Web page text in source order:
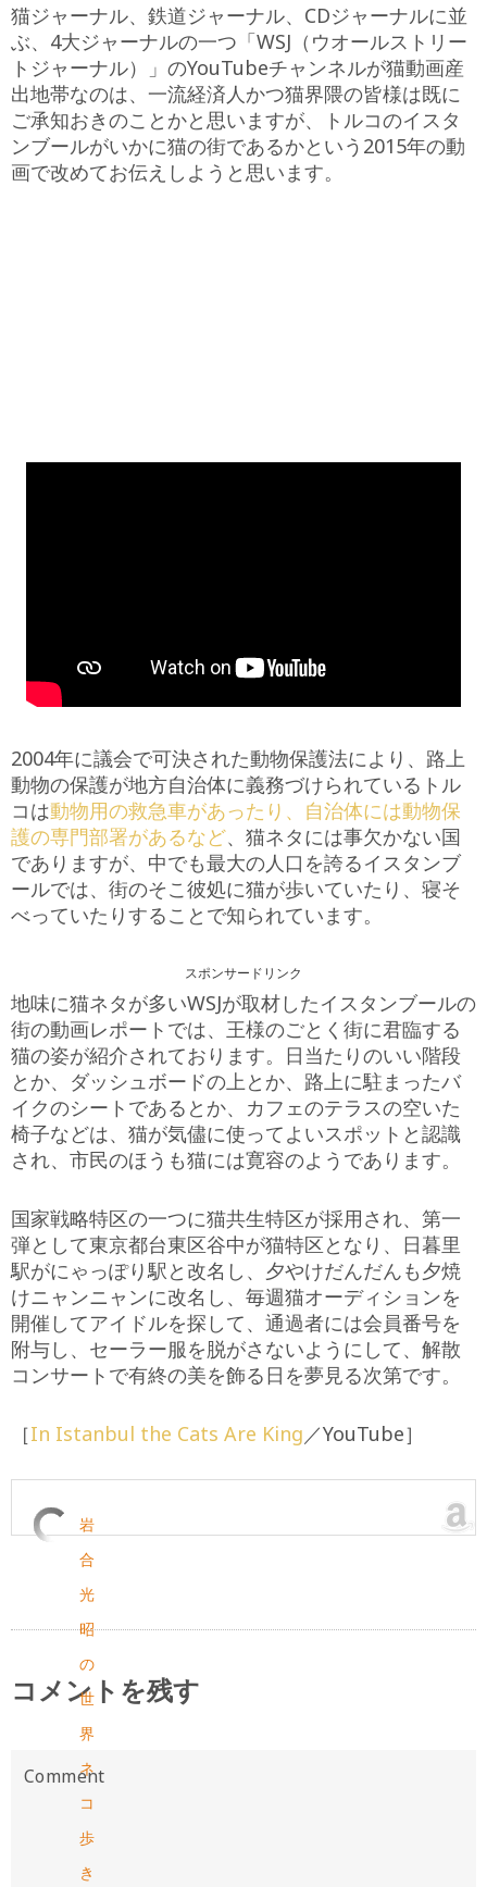
猫ジャーナル、鉄道ジャーナル、CDジャーナルに並
ぶ、4大ジャーナルの一つ「WSJ（ウオールストリー
トジャーナル）」のYouTubeチャンネルが猫動画産
出地帯なのは、一流経済人かつ猫界隈の皆様は既に
ご承知おきのことかと思いますが、トルコのイスタ
ンブールがいかに猫の街であるかという2015年の動
画で改めてお伝えしようと思います。
2004年に議会で可決された動物保護法により、路上
動物の保護が地方自治体に義務づけられているトル
コは動物用の救急車があったり、自治体には動物保
護の専門部署があるなど、猫ネタには事欠かない国
でありますが、中でも最大の人口を誇るイスタンブ
ールでは、街のそこ彼処に猫が歩いていたり、寝そ
べっていたりすることで知られています。
スポンサードリンク
地味に猫ネタが多いWSJが取材したイスタンブールの
街の動画レポートでは、王様のごとく街に君臨する
猫の姿が紹介されております。日当たりのいい階段
とか、ダッシュボードの上とか、路上に駐まったバ
イクのシートであるとか、カフェのテラスの空いた
椅子などは、猫が気儘に使ってよいスポットと認識
され、市民のほうも猫には寛容のようであります。
国家戦略特区の一つに猫共生特区が採用され、第一
弾として東京都台東区谷中が猫特区となり、日暮里
駅がにゃっぽり駅と改名し、夕やけだんだんも夕焼
けニャンニャンに改名し、毎週猫オーディションを
開催してアイドルを探して、通過者には会員番号を
附与し、セーラー服を脱がさないようにして、解散
コンサートで有終の美を飾る日を夢見る次第です。
［In Istanbul the Cats Are King ／YouTube］
岩
合
光
昭
の
世
界
ネ
コ
歩
き
コメントを残す